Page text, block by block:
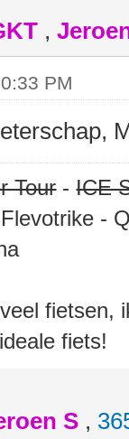
,
PM
Tour-ICE
-
fietsen,
fiets!
S ,